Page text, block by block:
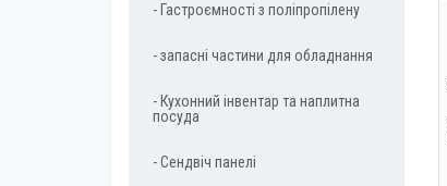
- Гастроємності з поліпропілену
- запасні частини для обладнання
- Кухонний інвентар та наплитна
посуда
- Сендвіч панелі